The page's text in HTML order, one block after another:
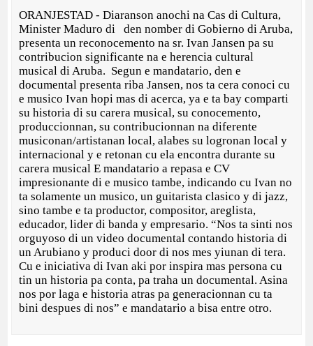
ORANJESTAD - Diaranson anochi na Cas di Cultura,
Minister Maduro di den nomber di Gobierno di Aruba,
presenta un reconocemento na sr. Ivan Jansen pa su
contribucion significante na e herencia cultural
musical di Aruba. Segun e mandatario, den e
documental presenta riba Jansen, nos ta cera conoci cu
e musico Ivan hopi mas di acerca, ya e ta bay comparti
su historia di su carera musical, su conocemento,
produccionnan, su contribucionnan na diferente
musiconan/artistanan local, alabes su logronan local y
internacional y e retonan cu ela encontra durante su
carera musical E mandatario a repasa e CV
impresionante di e musico tambe, indicando cu Ivan no
ta solamente un musico, un guitarista clasico y di jazz,
sino tambe e ta productor, compositor, areglista,
educador, lider di banda y empresario. “Nos ta sinti nos
orguyoso di un video documental contando historia di
un Arubiano y produci door di nos mes yiunan di tera.
Cu e iniciativa di Ivan aki por inspira mas persona cu
tin un historia pa conta, pa traha un documental. Asina
nos por laga e historia atras pa generacionnan cu ta
bini despues di nos” e mandatario a bisa entre otro.